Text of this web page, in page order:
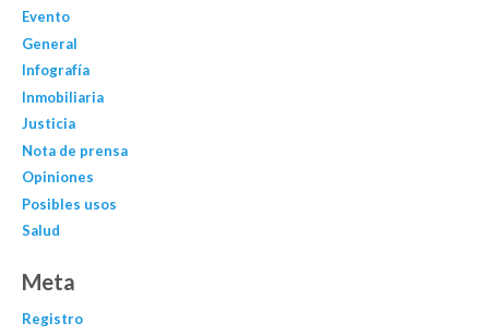
Evento
General
Infografía
Inmobiliaria
Justicia
Nota de prensa
Opiniones
Posibles usos
Salud
Meta
Registro